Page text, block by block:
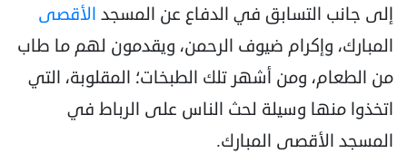
إلى جانب التسابق في الدفاع عن المسجد الأقصى
المبارك، وإكرام ضيوف الرحمن، ويقدمون لهم ما طاب
من الطعام، ومن أشهر تلك الطبخات؛ المقلوبة، التي
اتخذوا منها وسيلة لحث الناس على الرباط في
المسجد الأقصى المبارك.